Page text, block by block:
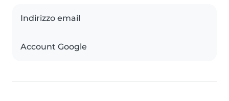
Indirizzo email
Account Google